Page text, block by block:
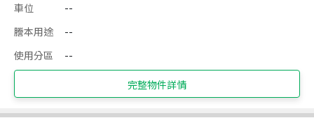
車位
--
謄本用途
--
使用分區
--
完整物件詳情